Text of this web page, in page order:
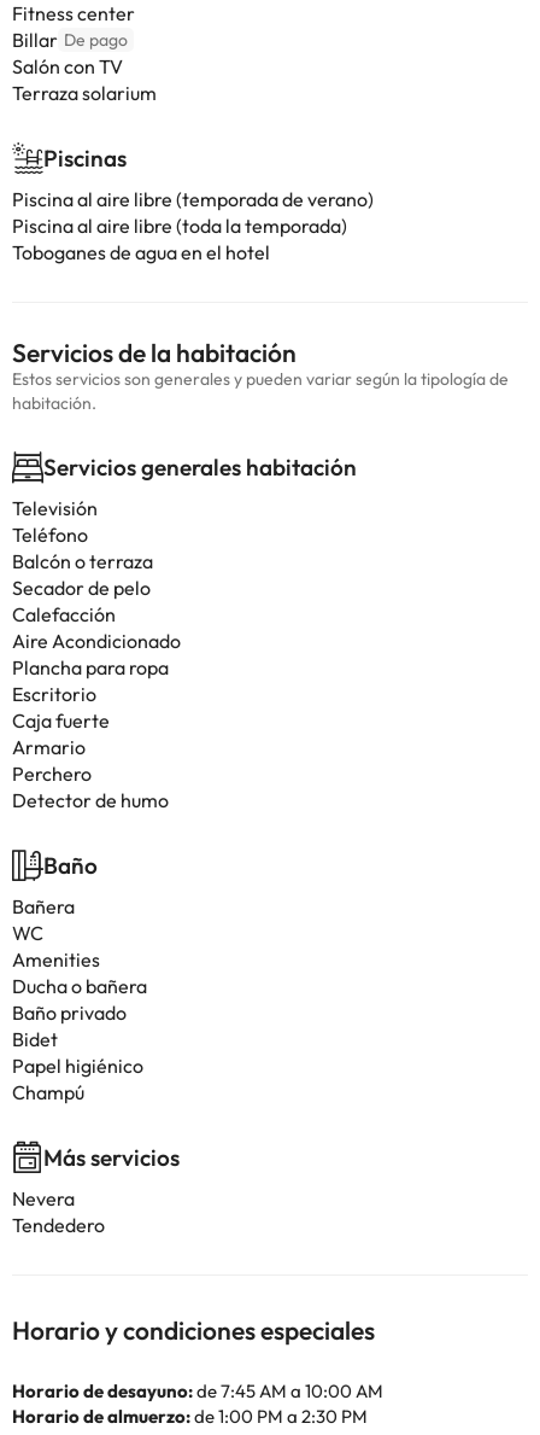
Fitness center
Billar De pago
Salón con TV
Terraza solarium
Piscinas
Piscina al aire libre (temporada de verano)
Piscina al aire libre (toda la temporada)
Toboganes de agua en el hotel
Servicios de la habitación
Estos servicios son generales y pueden variar según la tipología de
habitación.
Servicios generales habitación
Televisión
Teléfono
Balcón o terraza
Secador de pelo
Calefacción
Aire Acondicionado
Plancha para ropa
Escritorio
Caja fuerte
Armario
Perchero
Detector de humo
Baño
Bañera
WC
Amenities
Ducha o bañera
Baño privado
Bidet
Papel higiénico
Champú
Más servicios
Nevera
Tendedero
Horario y condiciones especiales
Horario de desayuno:de 7:45 AM a 10:00 AM
Horario de almuerzo:de 1:00 PM a 2:30 PM